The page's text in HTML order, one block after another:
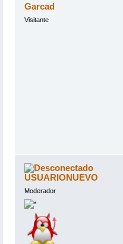
Garcad
Visitante
USUARIONUEVO
Moderador